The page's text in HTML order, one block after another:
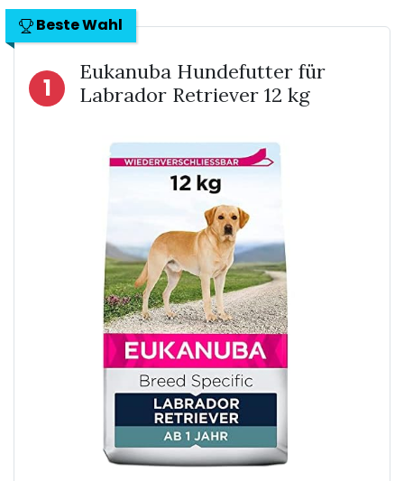
Beste Wahl
1
Eukanuba Hundefutter für
Labrador Retriever 12 kg